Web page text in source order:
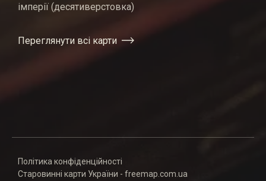
імперії (десятиверстовка)
Переглянути всі карти
Політика конфіденційності
Старовинні карти України - freemap.com.ua